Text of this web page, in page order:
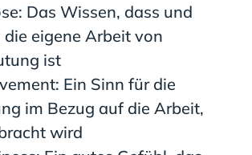
Das Wissen, dass und
eigene Arbeit von
ist
Ein Sinn für die
im Bezug auf die Arbeit,
wird